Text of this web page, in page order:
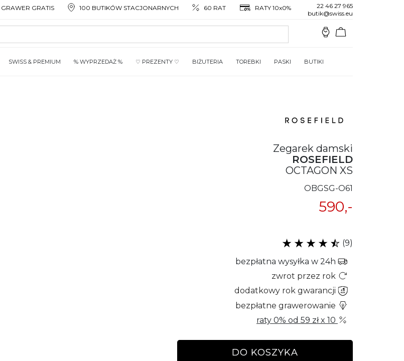
GRAWER GRATIS 100 BUTIKÓW STACJONARNYCH 60 RAT RATY 10x0%
22 46 27 965
butik@swiss.eu
SWISS & PREMIUM % WYPRZEDAŻ % ♡ PREZENTY ♡ BIŻUTERIA TOREBKI PASKI BUTIKI
Zegarek damski
ROSEFIELD
OCTAGON XS
OBGSG-O61
590,-
(9)
bezpłatna wysyłka w 24h
zwrot przez rok
dodatkowy rok gwarancji
bezpłatne grawerowanie
raty 0% od 59 złx 10
DO KOSZYKA